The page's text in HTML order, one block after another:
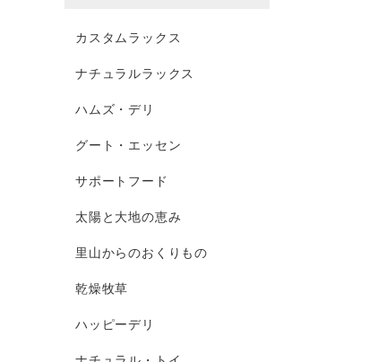
カスタムラックス
ナチュラルラックス
ハムズ・デリ
グート・エッセン
サポートフード
太陽と大地の恵み
里山からのおくりもの
乾燥牧草
ハッピーデリ